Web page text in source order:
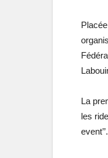
La
les
event’’.